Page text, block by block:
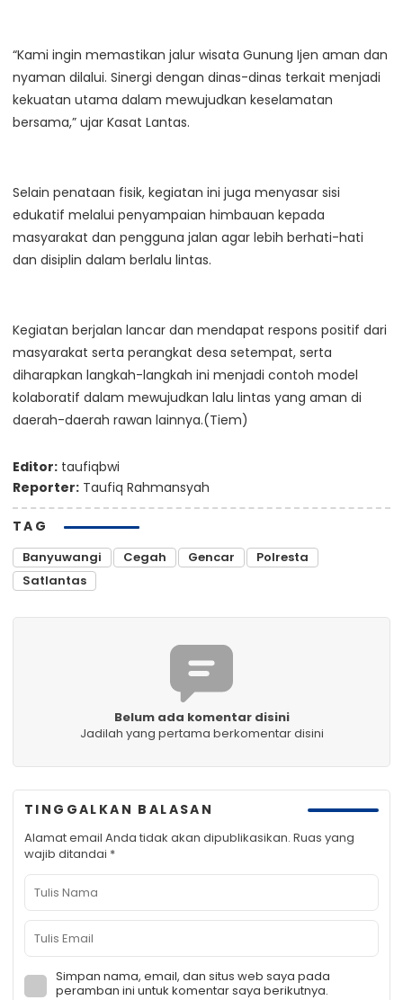
“Kami ingin memastikan jalur wisata Gunung Ijen aman dan
nyaman dilalui. Sinergi dengan dinas-dinas terkait menjadi
kekuatan utama dalam mewujudkan keselamatan
bersama,” ujar Kasat Lantas.
Selain penataan fisik, kegiatan ini juga menyasar sisi
edukatif melalui penyampaian himbauan kepada
masyarakat dan pengguna jalan agar lebih berhati-hati
dan disiplin dalam berlalu lintas.
Kegiatan berjalan lancar dan mendapat respons positif dari
masyarakat serta perangkat desa setempat, serta
diharapkan langkah-langkah ini menjadi contoh model
kolaboratif dalam mewujudkan lalu lintas yang aman di
daerah-daerah rawan lainnya.(Tiem)
Editor: taufiqbwi
Reporter: Taufiq Rahmansyah
TAG
Banyuwangi Cegah Gencar
Polresta
Satlantas
Belum ada komentar disini
Jadilah yang pertama berkomentar disini
TINGGALKAN BALASAN
Alamat email Anda tidak akan dipublikasikan. Ruas yang
wajib ditandai *
Simpan nama, email, dan situs web saya pada
peramban ini untuk komentar saya berikutnya.